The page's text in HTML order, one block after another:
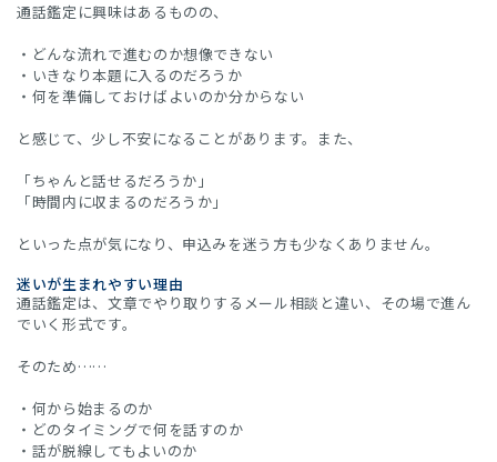
通話鑑定に興味はあるものの、
・どんな流れで進むのか想像できない
・いきなり本題に入るのだろうか
・何を準備しておけばよいのか分からない
と感じて、少し不安になることがあります。また、
「ちゃんと話せるだろうか」
「時間内に収まるのだろうか」
といった点が気になり、申込みを迷う方も少なくありません。
迷いが生まれやすい理由
通話鑑定は、文章でやり取りするメール相談と違い、その場で進ん
でいく形式です。
そのため……
・何から始まるのか
・どのタイミングで何を話すのか
・話が脱線してもよいのか